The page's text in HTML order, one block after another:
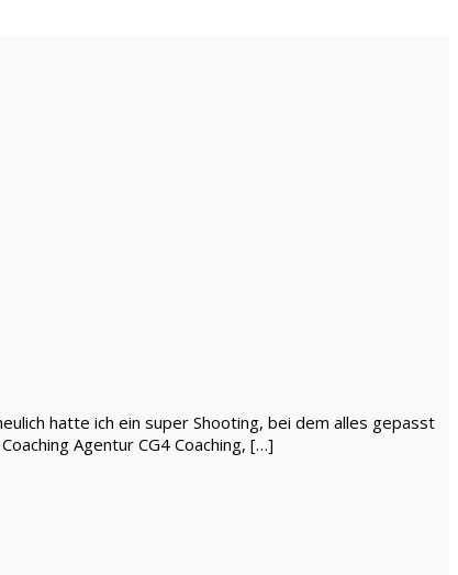
hatte ich ein super Shooting, bei dem alles gepasst
Agentur CG4 Coaching, […]